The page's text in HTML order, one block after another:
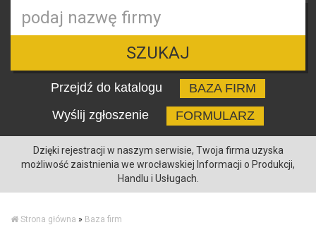
SZUKAJ
Przejdź do katalogu
BAZA FIRM
Wyślij zgłoszenie
FORMULARZ
Dzięki rejestracji w naszym serwisie, Twoja firma uzyska
możliwość zaistnienia we wrocławskiej Informacji o Produkcji,
Handlu i Usługach.
Strona główna » Baza firm